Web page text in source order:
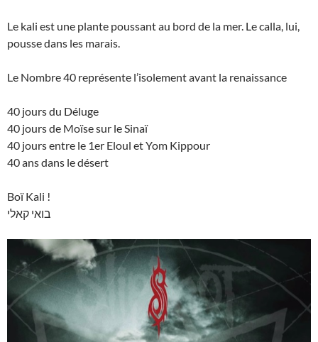
Le kali est une plante poussant au bord de la mer. Le calla, lui,
pousse dans les marais.
Le Nombre 40 représente l’isolement avant la renaissance
40 jours du Déluge
40 jours de Moïse sur le Sinaï
40 jours entre le 1er Eloul et Yom Kippour
40 ans dans le désert
Boï Kali !
בואי קאלי